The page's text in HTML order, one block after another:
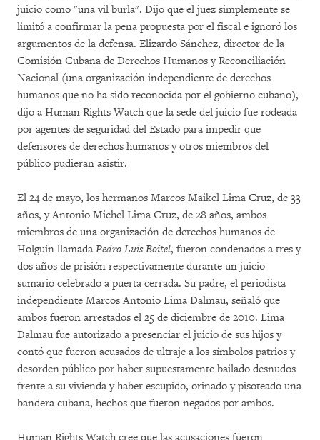
juicio como "una vil burla". Dijo que el juez simplemente se
limitó a confirmar la pena propuesta por el fiscal e ignoró los
argumentos de la defensa. Elizardo Sánchez, director de la
Comisión Cubana de Derechos Humanos y Reconciliación
Nacional (una organización independiente de derechos
humanos que no ha sido reconocida por el gobierno cubano),
dijo a Human Rights Watch que la sede del juicio fue rodeada
por agentes de seguridad del Estado para impedir que
defensores de derechos humanos y otros miembros del
público pudieran asistir.
El 24 de mayo, los hermanos Marcos Maikel Lima Cruz, de 33
años, y Antonio Michel Lima Cruz, de 28 años, ambos
miembros de una organización de derechos humanos de
Holguín llamada Pedro Luis Boitel, fueron condenados a tres y
dos años de prisión respectivamente durante un juicio
sumario celebrado a puerta cerrada. Su padre, el periodista
independiente Marcos Antonio Lima Dalmau, señaló que
ambos fueron arrestados el 25 de diciembre de 2010. Lima
Dalmau fue autorizado a presenciar el juicio de sus hijos y
contó que fueron acusados de ultraje a los símbolos patrios y
desorden público por haber supuestamente bailado desnudos
frente a su vivienda y haber escupido, orinado y pisoteado una
bandera cubana, hechos que fueron negados por ambos.